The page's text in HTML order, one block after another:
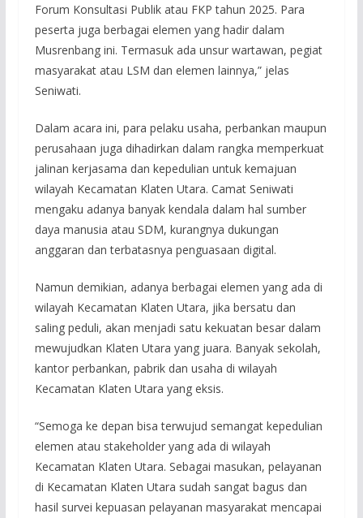
Forum Konsultasi Publik atau FKP tahun 2025. Para
peserta juga berbagai elemen yang hadir dalam
Musrenbang ini. Termasuk ada unsur wartawan, pegiat
masyarakat atau LSM dan elemen lainnya,” jelas
Seniwati.
Dalam acara ini, para pelaku usaha, perbankan maupun
perusahaan juga dihadirkan dalam rangka memperkuat
jalinan kerjasama dan kepedulian untuk kemajuan
wilayah Kecamatan Klaten Utara. Camat Seniwati
mengaku adanya banyak kendala dalam hal sumber
daya manusia atau SDM, kurangnya dukungan
anggaran dan terbatasnya penguasaan digital.
Namun demikian, adanya berbagai elemen yang ada di
wilayah Kecamatan Klaten Utara, jika bersatu dan
saling peduli, akan menjadi satu kekuatan besar dalam
mewujudkan Klaten Utara yang juara. Banyak sekolah,
kantor perbankan, pabrik dan usaha di wilayah
Kecamatan Klaten Utara yang eksis.
“Semoga ke depan bisa terwujud semangat kepedulian
elemen atau stakeholder yang ada di wilayah
Kecamatan Klaten Utara. Sebagai masukan, pelayanan
di Kecamatan Klaten Utara sudah sangat bagus dan
hasil survei kepuasan pelayanan masyarakat mencapai